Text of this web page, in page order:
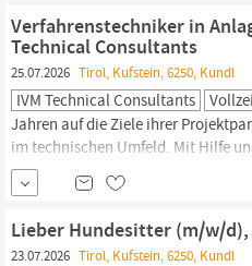
Verfahrenstechniker in
Technical Consultants
25.07.2026 Tirol, Kufstein, 6250, Kundl
IVM Technical Consultants
Jahren auf die Ziele ihrer
im technischen Umfeld. Mit Hilfe
Wissensträger innen schaffen wir
Werden Sie Consultant bei IVM
Projekten bei den Top
Einsatzort:KundlFachbereich:...
Lieber Hundesitter (m/w/
23.07.2026 Tirol, Kufstein, 6250, Kundl